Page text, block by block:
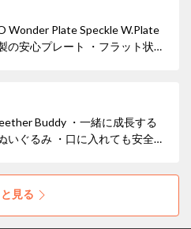
Wonder Plate Speckle W.Plate
の安心プレート ・フラット状の
Buddy ・一緒に成長する
いぐるみ ・口に入れても安全な
見る